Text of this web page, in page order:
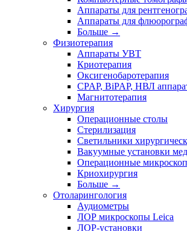
Аппараты для
Аппараты для
Больше →
Физиотерапия
Аппараты УВТ
Криотерапия
Оксигенобаротерапия
CPAP, BiPAP, НВЛ
Магнитотерапия
Хирургия
Операционные столы
Стерилизация
Светильники
Вакуумные установки
Операционные
Криохирургия
Больше →
Отоларингология
Аудиометры
ЛОР микроскопы Leica
ЛОР-установки